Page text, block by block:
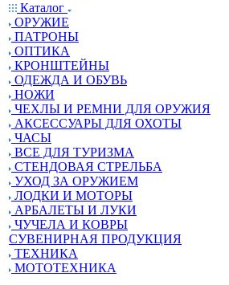
Каталог
ОРУЖИЕ
ПАТРОНЫ
ОПТИКА
КРОНШТЕЙНЫ
ОДЕЖДА И ОБУВЬ
НОЖИ
ЧЕХЛЫ И РЕМНИ ДЛЯ ОРУЖИЯ
АКСЕССУАРЫ ДЛЯ ОХОТЫ
ЧАСЫ
ВСЕ ДЛЯ ТУРИЗМА
СТЕНДОВАЯ СТРЕЛЬБА
УХОД ЗА ОРУЖИЕМ
ЛОДКИ И МОТОРЫ
АРБАЛЕТЫ И ЛУКИ
ЧУЧЕЛА И КОВРЫ
СУВЕНИРНАЯ ПРОДУКЦИЯ
ТЕХНИКА
МОТОТЕХНИКА